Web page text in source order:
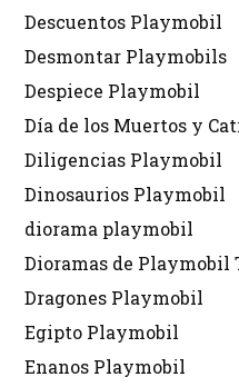
Descuentos Playmobil
Desmontar Playmobils
Despiece Playmobil
Día de los Muertos y
Diligencias Playmobil
Dinosaurios Playmobil
diorama playmobil
Dioramas de Playmobil
Dragones Playmobil
Egipto Playmobil
Enanos Playmobil